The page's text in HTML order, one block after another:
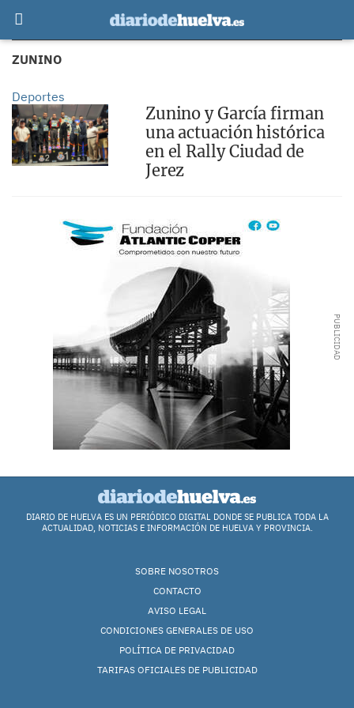
ZUNINO
Deportes
Zunino y García firman
una actuación histórica
en el Rally Ciudad de
Jerez
DIARIO DE HUELVA ES UN PERIÓDICO DIGITAL DONDE SE PUBLICA TODA LA
ACTUALIDAD, NOTICIAS E INFORMACIÓN DE HUELVA Y PROVINCIA.
SOBRE NOSOTROS
CONTACTO
AVISO LEGAL
CONDICIONES GENERALES DE USO
POLÍTICA DE PRIVACIDAD
TARIFAS OFICIALES DE PUBLICIDAD